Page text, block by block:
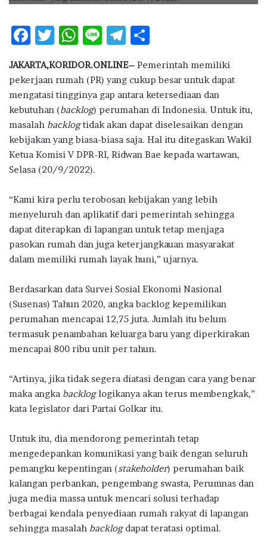
F
e
b
o
o
k
T
it
te
r
W
at
s
A
p
p
Li
e
T
e
g
ra
m
ar
e
JAKARTA,KORIDOR.ONLINE– Pemerintah memiliki
pekerjaan rumah (PR) yang cukup besar untuk dapat
mengatasi tingginya gap antara ketersediaan dan
kebutuhan (backlog) perumahan di Indonesia. Untuk itu,
masalah backlogtidak akan dapat diselesaikan dengan
kebijakan yang biasa-biasa saja. Hal itu ditegaskan Wakil
Ketua Komisi V DPR-RI, Ridwan Bae kepada wartawan,
Selasa (20/9/2022).
“Kami kira perlu terobosan kebijakan yang lebih
menyeluruh dan aplikatif dari pemerintah sehingga
dapat diterapkan di lapangan untuk tetap menjaga
pasokan rumah dan juga keterjangkauan masyarakat
dalam memiliki rumah layak huni,” ujarnya.
Berdasarkan data Survei Sosial Ekonomi Nasional
(Susenas) Tahun 2020, angka backlog kepemilikan
perumahan mencapai 12,75 juta. Jumlah itu belum
termasuk penambahan keluarga baru yang diperkirakan
mencapai 800 ribu unit per tahun.
“Artinya, jika tidak segera diatasi dengan cara yang benar
maka angka backloglogikanya akan terus membengkak,”
kata legislator dari Partai Golkar itu.
Untuk itu, dia mendorong pemerintah tetap
mengedepankan komunikasi yang baik dengan seluruh
pemangku kepentingan (stakeholder) perumahan baik
kalangan perbankan, pengembang swasta, Perumnas dan
juga media massa untuk mencari solusi terhadap
berbagai kendala penyediaan rumah rakyat di lapangan
sehingga masalah backlogdapat teratasi optimal.